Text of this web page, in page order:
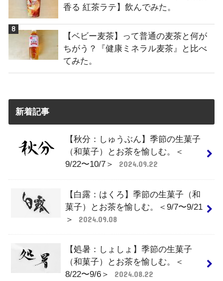
香る 紅茶ラテ】飲んでみた。
【ベビー麦茶】って普通の麦茶と何が
ちがう？『健康ミネラル麦茶』と比べ
てみた。
新着記事
【秋分：しゅうぶん】季節の生菓子
（和菓子）とお茶を愉しむ。＜
9/22〜10/7＞
2024.09.22
【白露：はくろ】季節の生菓子（和
菓子）とお茶を愉しむ。＜9/7〜9/21
＞
2024.09.08
【処暑：しょしょ】季節の生菓子
（和菓子）とお茶を愉しむ。＜
8/22〜9/6＞
2024.08.22